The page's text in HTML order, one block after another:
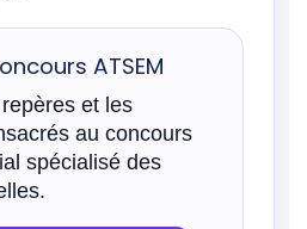
ATSEM
et les
au concours
spécialisé des